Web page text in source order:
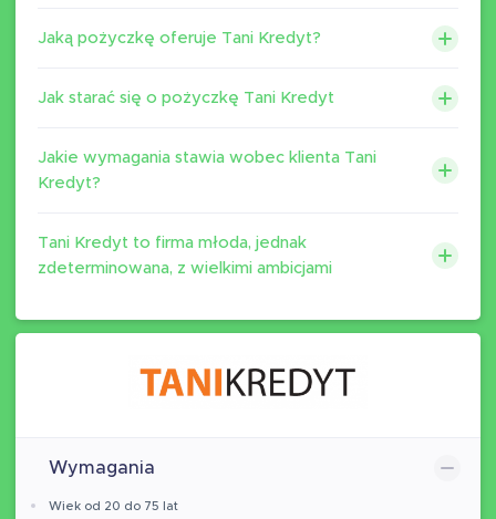
Jaką pożyczkę oferuje Tani Kredyt?
Jak starać się o pożyczkę Tani Kredyt
Jakie wymagania stawia wobec klienta Tani
Kredyt?
Tani Kredyt to firma młoda, jednak
zdeterminowana, z wielkimi ambicjami
Wymagania
Wiek od 20 do 75 lat